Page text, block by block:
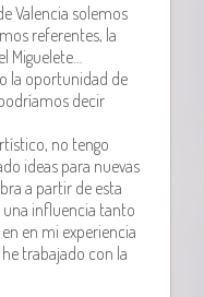
Valencia solemos
referentes, la
Miguelete…
la oportunidad de
decir
no tengo
ideas para nuevas
a partir de esta
una influencia tanto
en mi experiencia
trabajado con la